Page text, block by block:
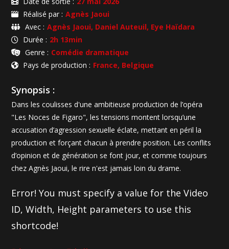
Réalisé par : Agnès Jaoui
Avec : Agnès Jaoui, Daniel Auteuil, Eye Haïdara
Durée : 2h 13min
Genre : Comédie dramatique
Pays de production : France, Belgique
Synopsis :
Dans les coulisses d'une ambitieuse production de l’opéra
"Les Noces de Figaro", les tensions montent lorsqu’une
accusation d’agression sexuelle éclate, mettant en péril la
production et forçant chacun à prendre position. Les conflits
d’opinion et de génération se font jour, et comme toujours
chez Agnès Jaoui, le rire n'est jamais loin du drame.
Error! You must specify a value for the Video
ID, Width, Height parameters to use this
shortcode!